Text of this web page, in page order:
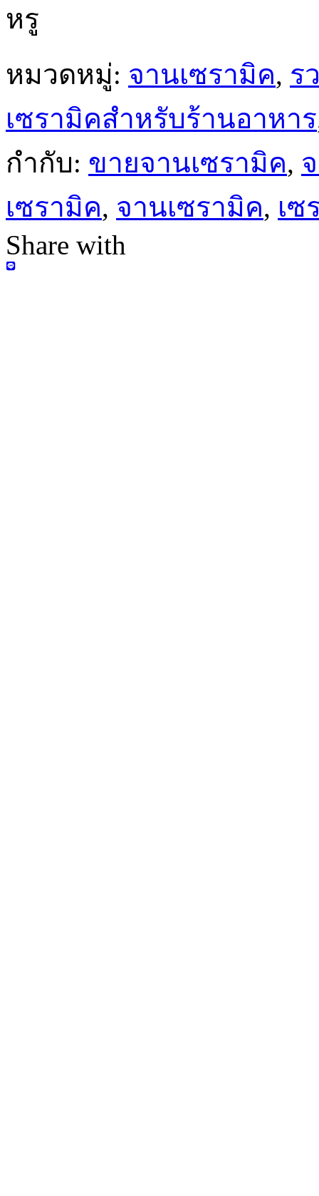
หรู
หมวดหมู่: จานเซรามิค, ร
เซรามิคสำหรับร้านอาหาร
กำกับ: ขายจานเซรามิค,
เซรามิค, จานเซรามิค, เซ
Share with